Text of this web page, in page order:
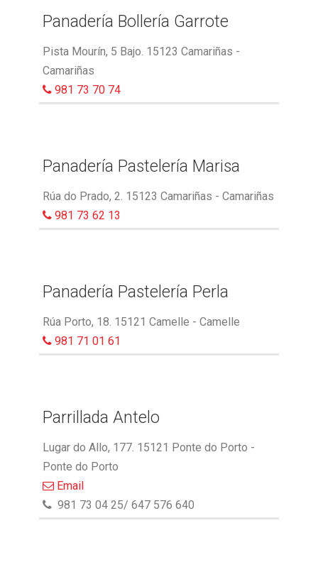
Panadería Bollería Garrote
Pista Mourín, 5 Bajo. 15123 Camariñas -
Camariñas
981 73 70 74
Panadería Pastelería Marisa
Rúa do Prado, 2. 15123 Camariñas - Camariñas
981 73 62 13
Panadería Pastelería Perla
Rúa Porto, 18. 15121 Camelle - Camelle
981 71 01 61
Parrillada Antelo
Lugar do Allo, 177. 15121 Ponte do Porto -
Ponte do Porto
Email
981 73 04 25/ 647 576 640